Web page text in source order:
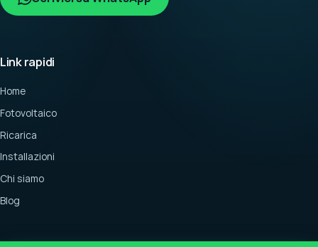
Link rapidi
Home
Fotovoltaico
Ricarica
Installazioni
Chi siamo
Blog